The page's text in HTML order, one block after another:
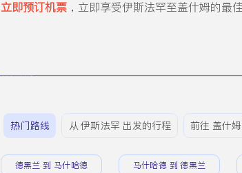
立即预订机票 ，立即享受伊斯法罕至盖什姆的最
热门路线 从 伊斯法罕 出发的行程 前往 盖什
德黑兰 到 马什哈德 马什哈德 到 德黑兰